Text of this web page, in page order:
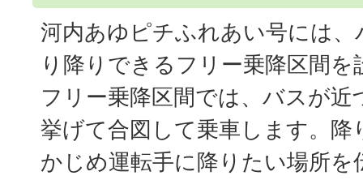
河内あゆピチふれあい号には、
り降りできるフリー乗降区間
フリー乗降区間では、バスが
挙げて合図して乗車します。降
かじめ運転手に降りたい場所を